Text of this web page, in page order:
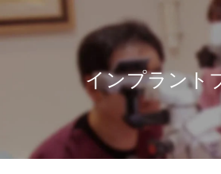
インプラント